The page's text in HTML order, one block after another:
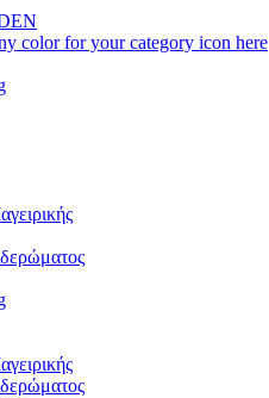
color for your category icon here